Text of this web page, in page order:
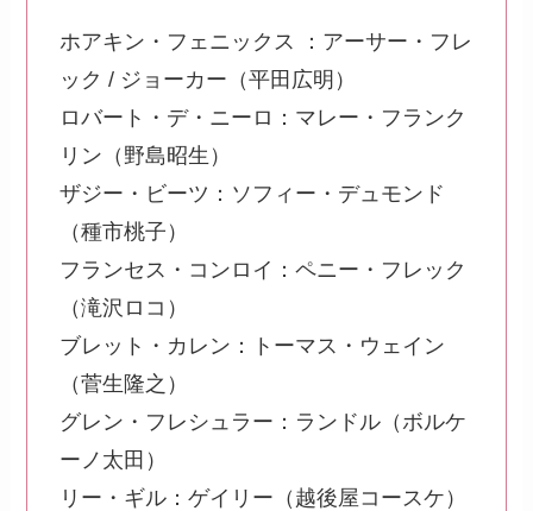
ホアキン・フェニックス ：アーサー・フレ
ック / ジョーカー（平田広明）
ロバート・デ・ニーロ：マレー・フランク
リン（野島昭生）
ザジー・ビーツ：ソフィー・デュモンド
（種市桃子）
フランセス・コンロイ：ペニー・フレック
（滝沢ロコ）
ブレット・カレン：トーマス・ウェイン
（菅生隆之）
グレン・フレシュラー：ランドル（ボルケ
ーノ太田）
リー・ギル：ゲイリー（越後屋コースケ）